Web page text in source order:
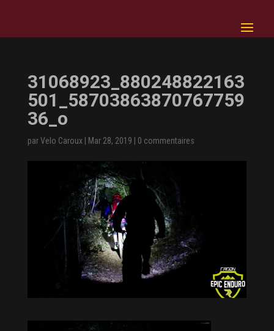
31068923_880248822163
501_58703863870767759
36_o
parVelo Caroux| Mar 28, 2019 0 commentaires